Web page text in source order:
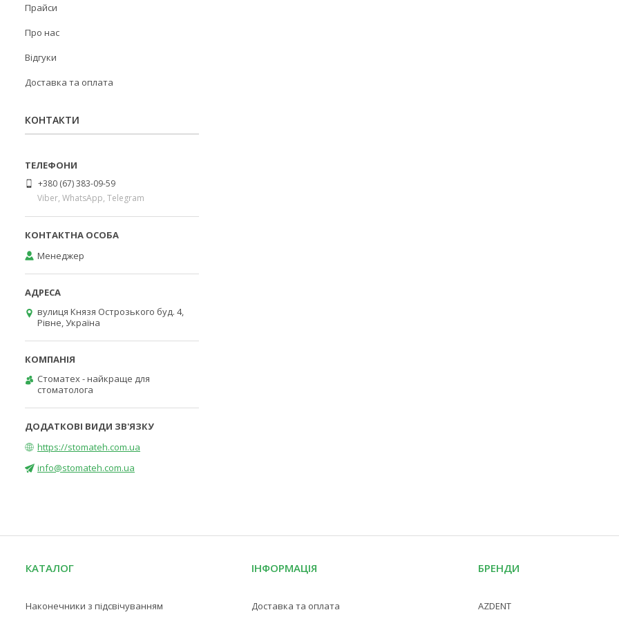
Прайси
Про нас
Відгуки
Доставка та оплата
КОНТАКТИ
+380 (67) 383-09-59
Viber, WhatsApp, Telegram
Менеджер
вулиця Князя Острозького буд. 4,
Рівне, Україна
Стоматех - найкраще для
стоматолога
https://stomateh.com.ua
info@stomateh.com.ua
КАТАЛОГ
Наконечники з підсвічуванням
ІНФОРМАЦІЯ
Доставка та оплата
БРЕНДИ
AZDENT